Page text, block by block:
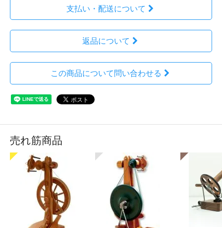
支払い・配送について
返品について
この商品について問い合わせる
売れ筋商品